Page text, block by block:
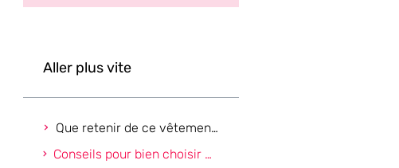
Aller plus vite
Que retenir de ce vêtement ?
Conseils pour bien choisir une gigoteuse bébé